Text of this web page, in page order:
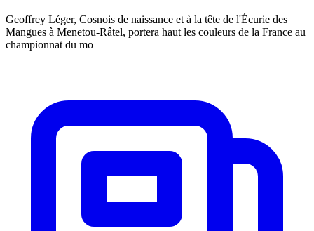
Geoffrey Léger, Cosnois de naissance et à la tête de l'Écurie des
Mangues à Menetou-Râtel, portera haut les couleurs de la France au
championnat du mo